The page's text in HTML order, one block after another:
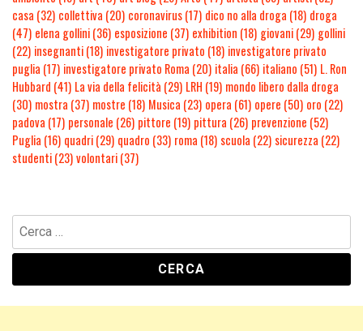
casa (32) collettiva (20) coronavirus(17) dico no alla droga (18) droga
(47) elena gollini(36) esposizione (37) exhibition (18) giovani(29) gollini
(22) insegnanti(18) investigatore privato (18) investigatore privato
puglia (17) investigatore privato Roma (20) italia (66) italiano (51) L. Ron
Hubbard (41) La via della felicità (29) LRH (19) mondo libero dalla droga
(30) mostra (37) mostre (18) Musica (23) opera (61) opere (50) oro (22)
padova (17) personale (26) pittore (19) pittura (26) prevenzione (52)
Puglia (16) quadri(29) quadro (33) roma (18) scuola (22) sicurezza (22)
studenti(23)volontari(37)